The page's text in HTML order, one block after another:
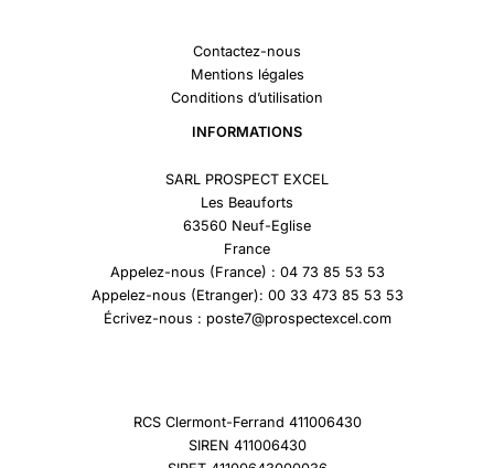
Contactez-nous
Mentions légales
Conditions d’utilisation
INFORMATIONS
SARL PROSPECT EXCEL
Les Beauforts
63560 Neuf-Eglise
France
Appelez-nous (France) : 04 73 85 53 53
Appelez-nous (Etranger): 00 33 473 85 53 53
Écrivez-nous : poste7@prospectexcel.com
RCS Clermont-Ferrand 411006430
SIREN 411006430